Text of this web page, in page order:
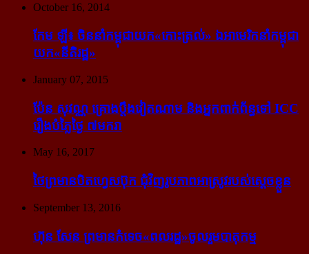
October 16, 2014
កែម ឡី៖ ចិន​នាំ​កម្ពុជា​យក​«កោះ​ត្រល់» ឯ​អាមេរិក​នាំ​កម្ពុជា​
យក​«នីតិរដ្ឋ»
January 07, 2015
ប៉ែន សុវណ្ណ គ្រោង​ប្តឹង​វៀតណាម និង​អ្នក​ពាក់​ព័ន្ធ​ទៅ ICC
រឿង​បំភ្លៃ​ថ្ងៃ ៧​មករា
May 16, 2017
ថៃ​ព្រមាន​បិត​ហ្វេសប៊ុក ជុំ​វិញ​រូបភាព​អាស្រូវ​របស់​ស្ដេច​ខ្លួន
September 13, 2016
ហ៊ុន សែន ព្រមាន​កំទេច​«ពលរដ្ឋ»​ចូលរួម​បាតុកម្ម